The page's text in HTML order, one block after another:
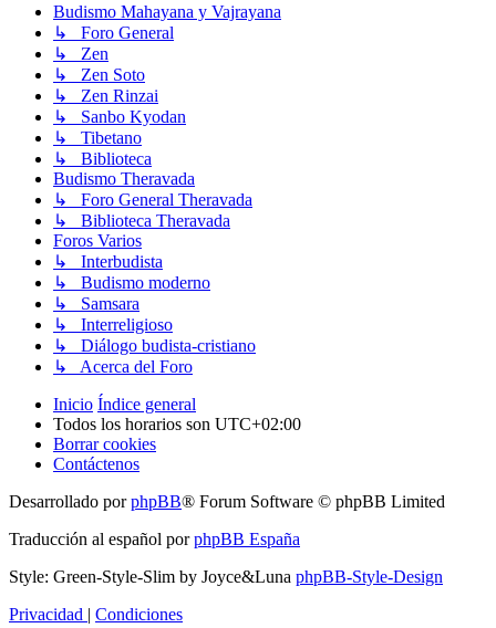
Budismo Mahayana y Vajrayana
↳ Foro General
↳ Zen
↳ Zen Soto
↳ Zen Rinzai
↳ Sanbo Kyodan
↳ Tibetano
↳ Biblioteca
Budismo Theravada
↳ Foro General Theravada
↳ Biblioteca Theravada
Foros Varios
↳ Interbudista
↳ Budismo moderno
↳ Samsara
↳ Interreligioso
↳ Diálogo budista-cristiano
↳ Acerca del Foro
Inicio Índice general
Todos los horarios son UTC+02:00
Borrar cookies
Contáctenos
Desarrollado porphpBB® Forum Software © phpBB Limited
Traducción al español porphpBB España
Style: Green-Style-Slim by Joyce&Luna phpBB-Style-Design
Privacidad | Condiciones